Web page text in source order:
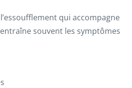
qui accompagne
souvent les symptômes